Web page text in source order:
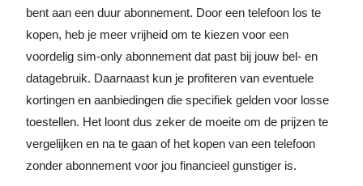
bent aan een duur abonnement. Door een telefoon los te
kopen, heb je meer vrijheid om te kiezen voor een
voordelig sim-only abonnement dat past bij jouw bel- en
datagebruik. Daarnaast kun je profiteren van eventuele
kortingen en aanbiedingen die specifiek gelden voor losse
toestellen. Het loont dus zeker de moeite om de prijzen te
vergelijken en na te gaan of het kopen van een telefoon
zonder abonnement voor jou financieel gunstiger is.